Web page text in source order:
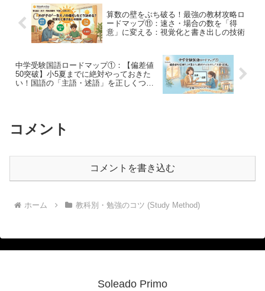
算数の壁をぶち破る！最強の教材攻略ロ
ードマップ⑪：速さ・場合の数を「得
意」に変える：視覚化と書き出しの技術
中学受験国語ロードマップ①：【偏差値
50突破】小5夏までに絶対やっておきた
い！国語の「主語・述語」を正しくつな
コメント
コメントを書き込む
ホーム 教科別・勉強のコツ (Study Method)
Soleado Primo